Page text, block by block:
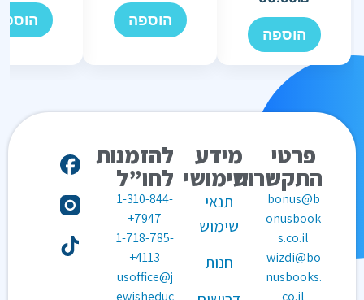
הוספה
הוספה
פרטי
התקשרות
bonus@b
onusbook
s.co.il
wizdi@bo
nusbooks.
co.il
מידע
שימושי
תנאי
שימוש
חנות
להזמנות
לחו”ל
1-310-844-
7947+
1-718-785-
4113+
usoffice@j
ewisheduc